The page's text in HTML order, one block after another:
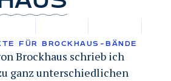
FÜR BROCKHAUS-BÄNDE
Brockhaus schrieb ich
ganz unterschiedlichen